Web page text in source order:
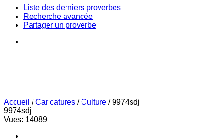
Liste des derniers proverbes
Recherche avancée
Partager un proverbe
Accueil /Caricatures /Culture /9974sdj
9974sdj
Vues: 14089